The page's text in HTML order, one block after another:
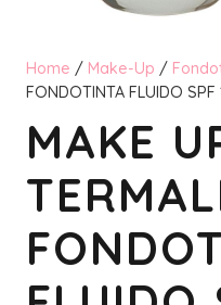
Home / Make-Up /
FONDOTINTA FLUIDO
MAKE